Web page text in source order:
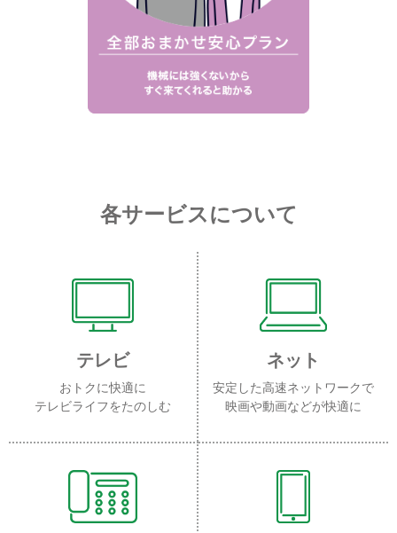
各サービスについて
テレビ
おトクに快適に
テレビライフをたのしむ
ネット
安定した高速ネットワークで
映画や動画などが快適に